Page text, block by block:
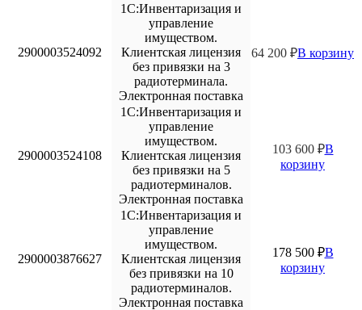
2900003524092
1С:Инвентаризация и
управление
имуществом.
Клиентская лицензия
без привязки на 3
радиотерминала.
Электронная поставка
64 200 ₽В корзину
2900003524108
1С:Инвентаризация и
управление
имуществом.
Клиентская лицензия
без привязки на 5
радиотерминалов.
Электронная поставка
103 600 ₽В
корзину
2900003876627
1С:Инвентаризация и
управление
имуществом.
Клиентская лицензия
без привязки на 10
радиотерминалов.
Электронная поставка
178 500 ₽В
корзину